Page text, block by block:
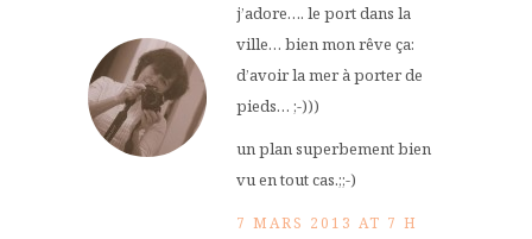
j’adore…. le port dans la
ville… bien mon rêve ça:
d’avoir la mer à porter de
pieds… ;-)))
un plan superbement bien
vu en tout cas.;;-)
7 MARS 2013 AT 7 H